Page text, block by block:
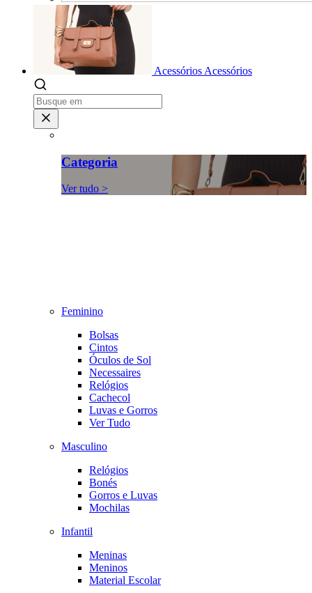
Acessórios Acessórios
Categoria
Ver tudo >
Feminino
Bolsas
Cintos
Óculos de Sol
Necessaires
Relógios
Cachecol
Luvas e Gorros
Ver Tudo
Masculino
Relógios
Bonés
Gorros e Luvas
Mochilas
Infantil
Meninas
Meninos
Material Escolar